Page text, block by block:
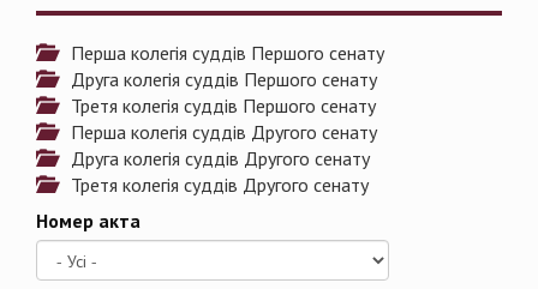
Перша колегія суддів Першого сенату
Друга колегія суддів Першого сенату
Третя колегія суддів Першого сенату
Перша колегія суддів Другого сенату
Друга колегія суддів Другого сенату
Третя колегія суддів Другого сенату
Номер акта